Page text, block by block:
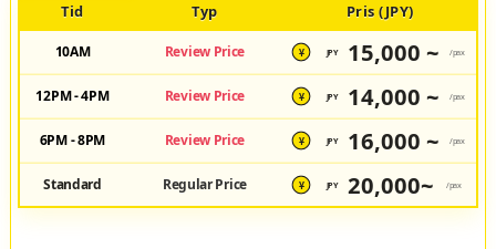
Tid Typ Pris (JPY)
10AM Review Price ¥ JPY 15,000 ~ /pax
12PM - 4PM Review Price ¥ JPY 14,000 ~ /pax
6PM - 8PM Review Price ¥ JPY 16,000 ~ /pax
Standard Regular Price ¥ JPY 20,000~ /pax